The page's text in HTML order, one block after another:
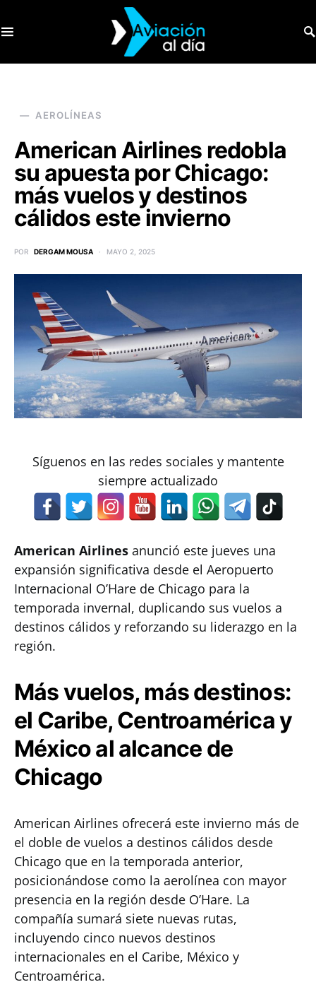
AEROLÍNEAS
American Airlines redobla
su apuesta por Chicago:
más vuelos y destinos
cálidos este invierno
POR DERGAM MOUSA MAYO 2, 2025
Síguenos en las redes sociales y mantente
siempre actualizado
American Airlines anunció este jueves una
expansión significativa desde el Aeropuerto
Internacional O’Hare de Chicago para la
temporada invernal, duplicando sus vuelos a
destinos cálidos y reforzando su liderazgo en la
región.
Más vuelos, más destinos:
el Caribe, Centroamérica y
México al alcance de
Chicago
American Airlines ofrecerá este invierno más de
el doble de vuelos a destinos cálidos desde
Chicago que en la temporada anterior,
posicionándose como la aerolínea con mayor
presencia en la región desde O’Hare. La
compañía sumará siete nuevas rutas,
incluyendo cinco nuevos destinos
internacionales en el Caribe, México y
Centroamérica.